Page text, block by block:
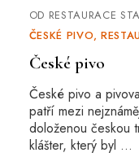
OD RESTAURACE
ČESKÉ PIVO
České pivo
České pivo a
patří mezi
doloženou českou
klášter, který byl …